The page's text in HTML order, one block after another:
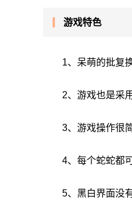
游戏特色
1、呆萌的批复
2、游戏也是采
3、游戏操作很
4、每个蛇蛇都
5、黑白界面没